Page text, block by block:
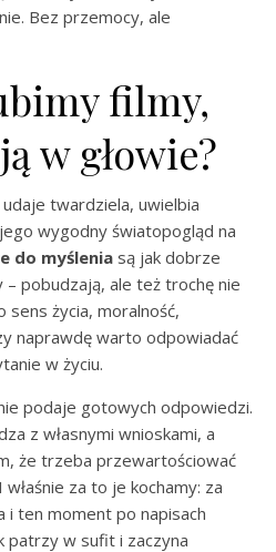
Bez przemocy, ale
filmy,
w głowie?
twardziela, uwielbia
wygodny światopogląd na
do myślenia są jak dobrze
– pobudzają, ale też trochę nie
sens życia, moralność,
naprawdę warto odpowiadać
w życiu.
podaje gotowych odpowiedzi.
z własnymi wnioskami, a
że trzeba przewartościować
za to je kochamy: za
i ten moment po napisach
patrzy w sufit i zaczyna